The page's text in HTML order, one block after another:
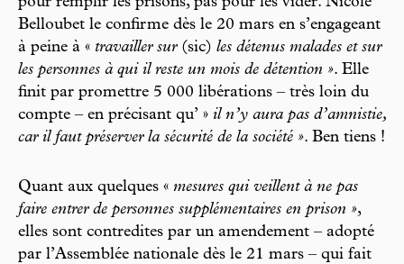
Belloubet le confirme dès le 20 mars en s’engageant
à peine à « travailler sur (sic) les détenus malades et sur
les personnes à qui il reste un mois de détention ». Elle
finit par promettre 5 000 libérations – très loin du
compte – en précisant qu’ » il n’y aura pas d’amnistie,
car il faut préserver la sécurité de la société ». Ben tiens !
Quant aux quelques « mesures qui veillent à ne pas
faire entrer de personnes supplémentaires en prison »,
elles sont contredites par un amendement – adopté
par l’Assemblée nationale dès le 21 mars – qui fait